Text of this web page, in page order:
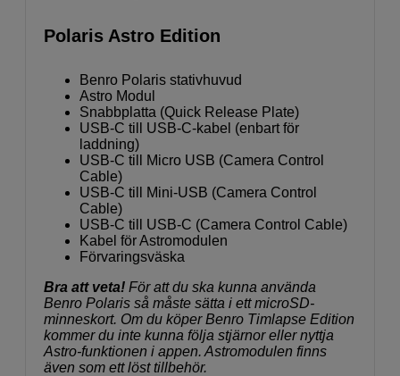
Polaris Astro Edition
Benro Polaris stativhuvud
Astro Modul
Snabbplatta (Quick Release Plate)
USB-C till USB-C-kabel (enbart för
laddning)
USB-C till Micro USB (Camera Control
Cable)
USB-C till Mini-USB (Camera Control
Cable)
USB-C till USB-C (Camera Control Cable)
Kabel för Astromodulen
Förvaringsväska
Bra att veta! För att du ska kunna använda
Benro Polaris så måste sätta i ett microSD-
minneskort. Om du köper Benro Timlapse Edition
kommer du inte kunna följa stjärnor eller nyttja
Astro-funktionen i appen. Astromodulen finns
även som ett löst tillbehör.